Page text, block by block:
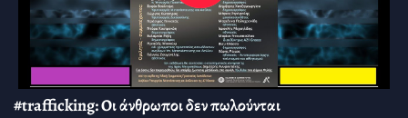
#trafficking: Οι άνθρωποι δεν πωλούνται